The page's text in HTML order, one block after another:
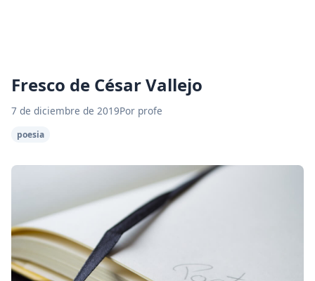
Fresco de César Vallejo
7 de diciembre de 2019Por profe
poesia